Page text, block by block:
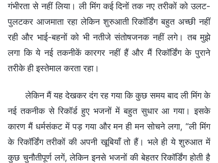
गंभीरता से नहीं लिया। ली मिंग कई दिनों तक नए तरीकों को उलट-
पुलटकर आजमाता रहा लेकिन शुरुआती रिकॉर्डिंग बहुत अच्छी नहीं
रही और भाई-बहनों को भी नतीजे संतोषजनक नहीं लगे। तब मुझे
लगा कि ये नई तकनीकें कारगर नहीं हैं और मैं रिकॉर्डिंग के पुराने
तरीके ही इस्तेमाल करता रहा।
लेकिन मैं यह देखकर दंग रह गया कि कुछ समय बाद ली मिंग के
नई तकनीक से रिकॉर्ड हुए भजनों में बहुत सुधार आ गया। इसके
कारण मैं धर्मसंकट में पड़ गया और मन ही मन सोचने लगा, “ली मिंग
के रिकॉर्डिंग तरीकों की अपनी खूबियाँ तो हैं। भले ही ये शुरुआत में
कुछ चुनौतीपूर्ण लगें, लेकिन इनसे भजनों की बेहतर रिकॉर्डिंग होती है